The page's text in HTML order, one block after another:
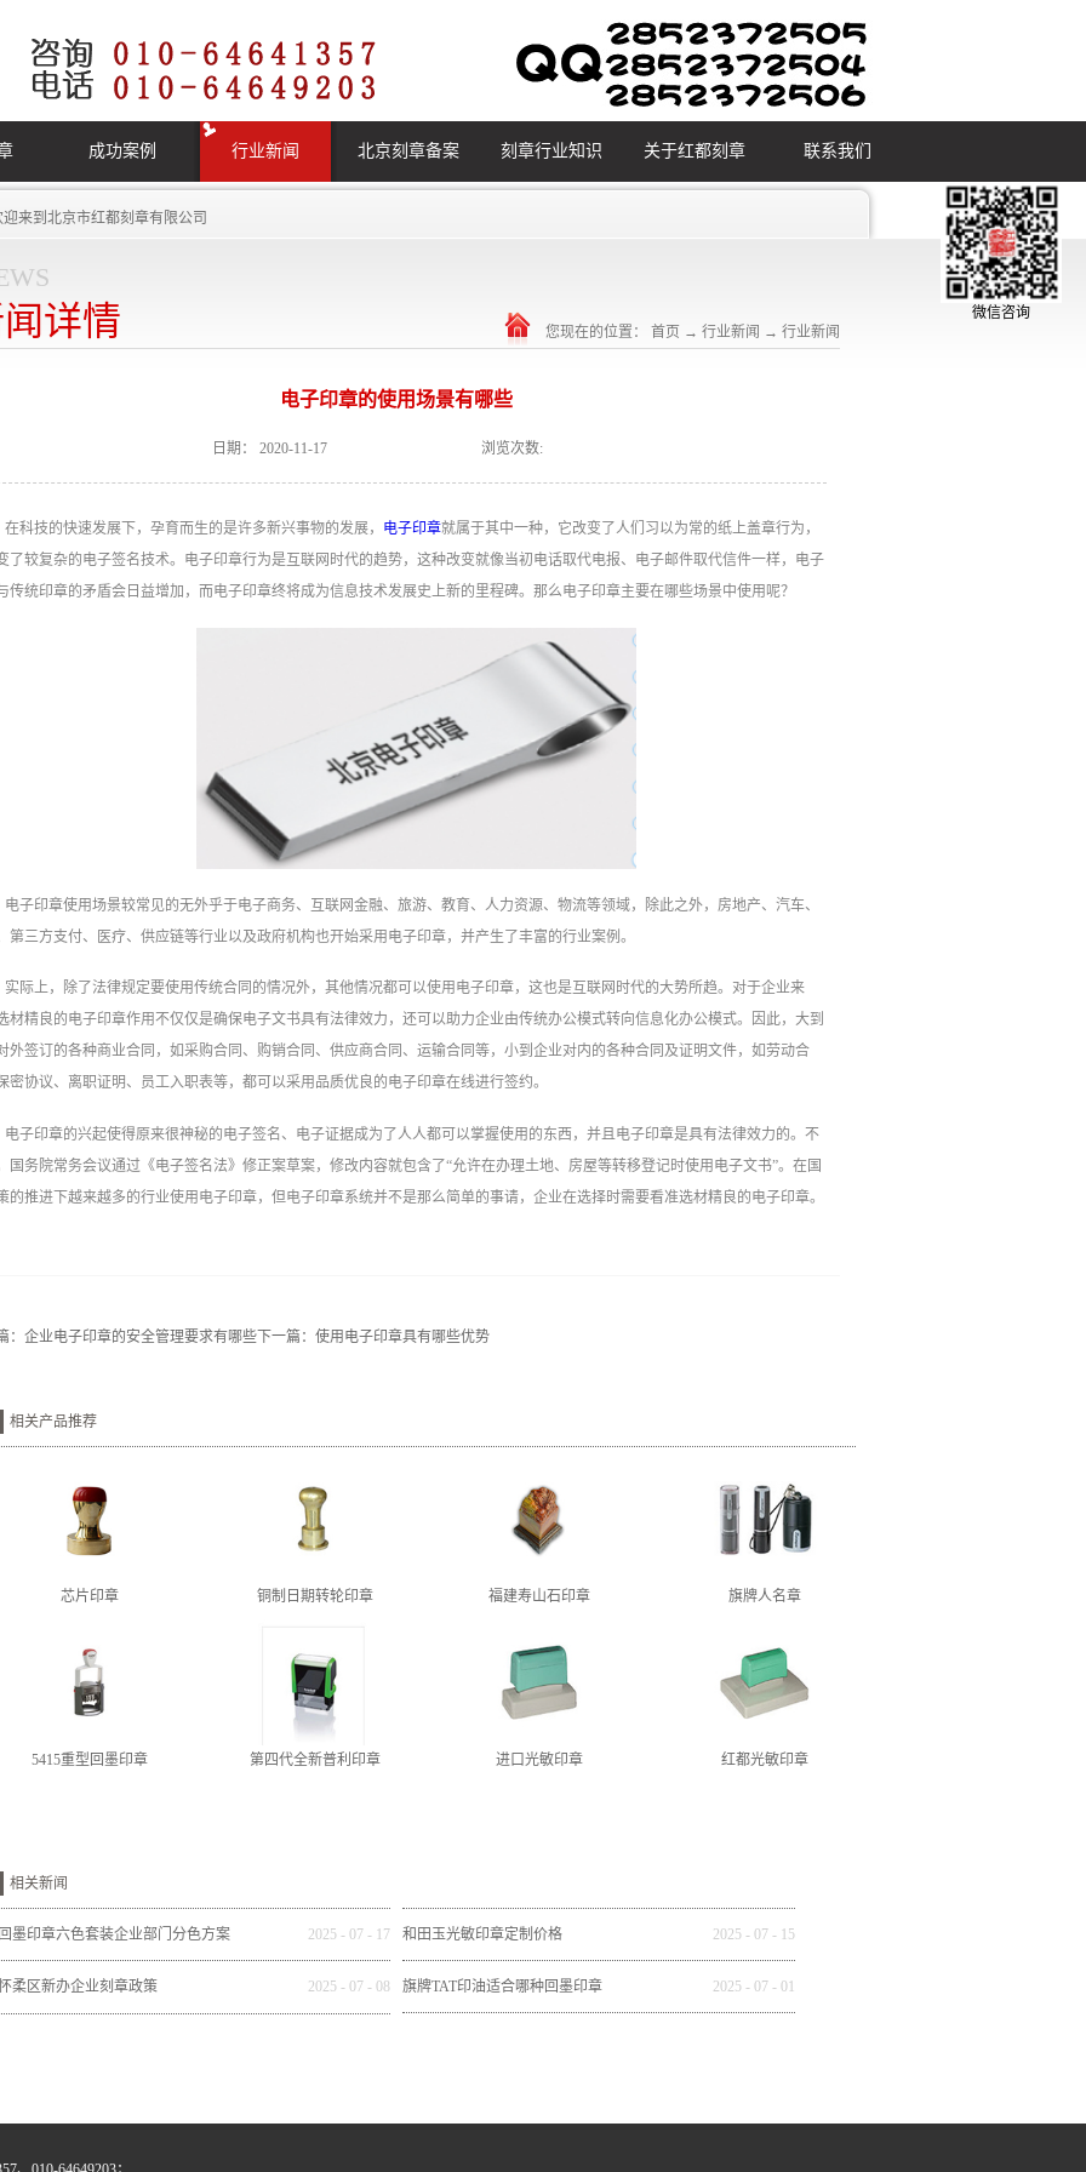
成功案例 行业新闻 北京刻章备案 刻章行业知识 关于红都刻章 联系我们
迎来到 北京市红都刻章有限公司
详情
您现在的位置： 首页 → 行业新闻 → 行业新闻
电子印章的使用场景有哪些
日期： 2020-11-17 浏览次数:
在科技的快速发展下，孕育而生的是许多新兴事物的发展， 电子印章就属于其中一种，它改变了人们习以为常的纸上盖章行为，
了较复杂的电子签名技术。电子印章行为是互联网时代的趋势，这种改变就像当初电话取代电报、电子邮件取代信件一样，电子
传统印章的矛盾会日益增加，而电子印章终将成为信息技术发展史上新的里程碑。那么电子印章主要在哪些场景中使用呢？
电子印章使用场景较常见的无外乎于电子商务、互联网金融、旅游、教育、人力资源、物流等领域，除此之外，房地产、汽车、
第三方支付、医疗、供应链等行业以及政府机构也开始采用电子印章，并产生了丰富的行业案例。
实际上，除了法律规定要使用传统合同的情况外，其他情况都可以使用电子印章，这也是互联网时代的大势所趋。对于企业来
材精良的电子印章作用不仅仅是确保电子文书具有法律效力，还可以助力企业由传统办公模式转向信息化办公模式。因此，大到
外签订的各种商业合同，如采购合同、购销合同、供应商合同、运输合同等，小到企业对内的各种合同及证明文件，如劳动合
密协议、离职证明、员工入职表等，都可以采用品质优良的电子印章在线进行签约。
电子印章的兴起使得原来很神秘的电子签名、电子证据成为了人人都可以掌握使用的东西，并且电子印章是具有法律效力的。不
国务院常务会议通过《电子签名法》修正案草案，修改内容就包含了“允许在办理土地、房屋等转移登记时使用电子文书”。在国
的推进下越来越多的行业使用电子印章，但电子印章系统并不是那么简单的事请，企业在选择时需要看准选材精良的电子印章。
：企业电子印章的安全管理要求有哪些 下一篇：使用电子印章具有哪些优势
相关产品推荐
芯片印章 铜制日期转轮印章 福建寿山石印章 旗牌人名章
5415重型回墨印章 第四代全新普利印章 进口光敏印章 红都光敏印章
相关新闻
回墨印章六色套装企业部门分色方案 2025 -07 - 17 和田玉光敏印章定制价格 2025 -07 - 15
柔区新办企业刻章政策 2025 -07 -08 旗牌TAT印油适合哪种回墨印章 2025 -07 -01
微信咨询